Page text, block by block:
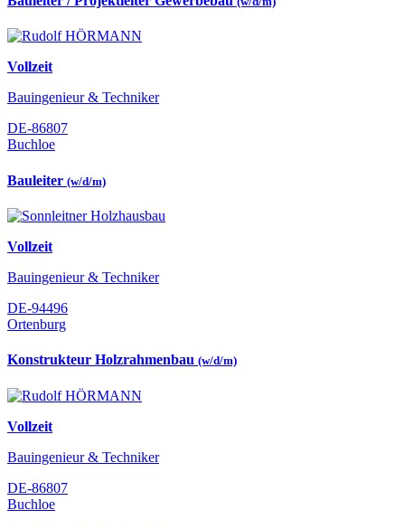
Vollzeit
Bauingenieur & Techniker
DE-86807
Buchloe
Bauleiter (w/d/m)
Vollzeit
Bauingenieur & Techniker
DE-94496
Ortenburg
Konstrukteur Holzrahmenbau (w/d/m)
Vollzeit
Bauingenieur & Techniker
DE-86807
Buchloe